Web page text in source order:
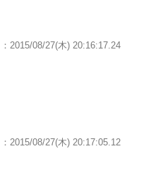
：2015/08/27(木) 20:16:17.24
：2015/08/27(木) 20:17:05.12